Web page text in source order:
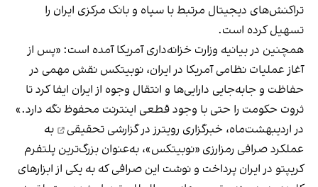
تراکنش‌های دیجیتال مرتبط با سپاه و بانک مرکزی ایران را
تسهیل کرده است.
همچنین در بیانیه وزارت خزانه‌داری آمریکا آمده است: «پس از
آغاز عملیات نظامی آمریکا در ایران، نوبیتکس نقش مهمی در
حفاظت و جابه‌جایی دارایی‌ها و انتقال وجوه از ایران ایفا کرد تا
ثروت حکومت را حتی با وجود قطعی اینترنت محفوظ نگه دارد.»
در اردیبهشت‌ماه، خبرگزاری رویترزدر گزارشی تحقیقی
به
عملکرد صرافی رمزارزی «نوبیتکس»، به‌عنوان بزرگ‌ترین پلتفرم
کریپتو در ایران پرداخت و نوشت این صرافی که به یکی از ابزارهای